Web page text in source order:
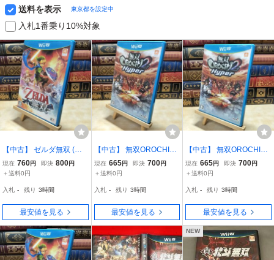
送料を表示 東京都を設定中
入札1番乗り10%対象
【中古】 ゼルダ無双 (通
常版) - Wii U WiiU 22003
4
現在 760円 即決 800円
＋送料0円
入札 - 残り 3時間
最安値を見る
【中古】 無双OROCHI2
Hyper Wii 220031
現在 665円 即決 700円
＋送料0円
入札 - 残り 3時間
最安値を見る
【中古】 無双OROCHI2
Hyper WiiU 220016
現在 665円 即決 700円
＋送料0円
入札 - 残り 3時間
最安値を見る
NEW